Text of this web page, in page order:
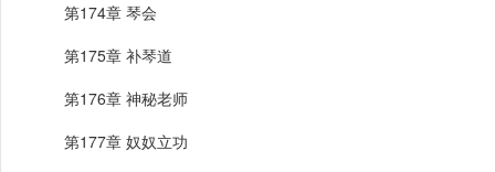
第174章 琴会
第175章 补琴道
第176章 神秘老师
第177章 奴奴立功